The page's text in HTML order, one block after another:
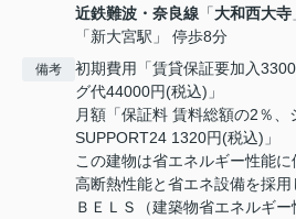
近鉄難波・奈良線 「大和西大寺
「新大宮駅」 停歩8分
備考
初期費用「賃貸保証要加入
グ代44000円(税込)」
月額「保証料 賃料総額の2％、
SUPPORT24 1320円(税込)」
この建物は省エネルギー性能に
高断熱性能と省エネ設備を採用
ＢＥＬＳ（建築物省エネルギ